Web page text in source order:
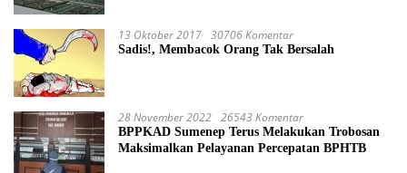
13 Oktober 2017 30706 Komentar
Sadis!, Membacok Orang Tak Bersalah
28 November 2022 26543 Komentar
BPPKAD Sumenep Terus Melakukan Trobosan
Maksimalkan Pelayanan Percepatan BPHTB